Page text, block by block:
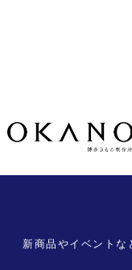
新商品やイベントな